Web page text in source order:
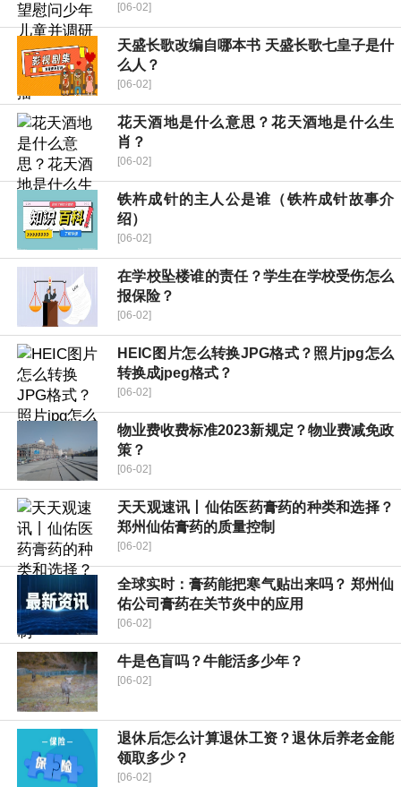
[06-02]
天盛长歌改编自哪本书 天盛长歌七皇子是什
么人？
[06-02]
花天酒地是什么意思？花天酒地是什么生
肖？
[06-02]
铁杵成针的主人公是谁（铁杵成针故事介
绍）
[06-02]
在学校坠楼谁的责任？学生在学校受伤怎么
报保险？
[06-02]
HEIC图片怎么转换JPG格式？照片jpg怎么
转换成jpeg格式？
[06-02]
物业费收费标准2023新规定？物业费减免政
策？
[06-02]
天天观速讯丨仙佑医药膏药的种类和选择？
郑州仙佑膏药的质量控制
[06-02]
全球实时：膏药能把寒气贴出来吗？ 郑州仙
佑公司膏药在关节炎中的应用
[06-02]
牛是色盲吗？牛能活多少年？
[06-02]
退休后怎么计算退休工资？退休后养老金能
领取多少？
[06-02]